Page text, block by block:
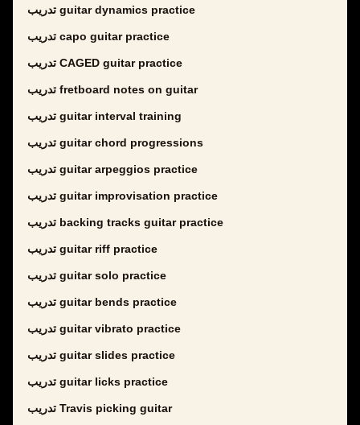
تدريب guitar dynamics practice
تدريب capo guitar practice
تدريب CAGED guitar practice
تدريب fretboard notes on guitar
تدريب guitar interval training
تدريب guitar chord progressions
تدريب guitar arpeggios practice
تدريب guitar improvisation practice
تدريب backing tracks guitar practice
تدريب guitar riff practice
تدريب guitar solo practice
تدريب guitar bends practice
تدريب guitar vibrato practice
تدريب guitar slides practice
تدريب guitar licks practice
تدريب Travis picking guitar